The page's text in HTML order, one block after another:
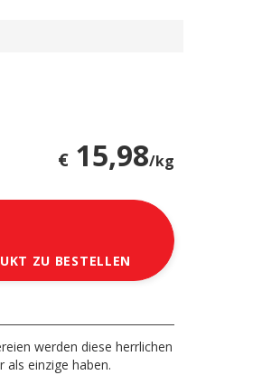
€ 15,98/kg
ZU BESTELLEN
werden diese herrlichen
als einzige haben.